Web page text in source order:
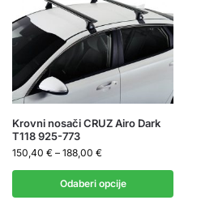
Krovni nosači CRUZ Airo Dark
T118 925-773
150,40 € – 188,00 €
Odaberi opcije